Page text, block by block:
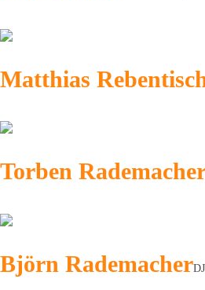
Matthias
Torben
Björn RademacherDJ